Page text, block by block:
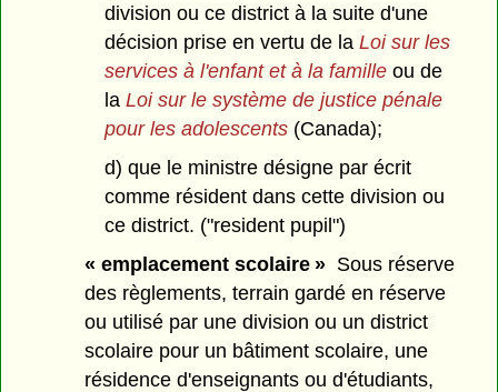
division ou ce district à la suite d'une
décision prise en vertu de la Loi sur les
services à l'enfant et à la familleou de
la Loi sur le système de justice pénale
pour les adolescents(Canada);
d) que le ministre désigne par écrit
comme résident dans cette division ou
ce district. ("resident pupil")
« emplacement scolaire » Sous réserve
des règlements, terrain gardé en réserve
ou utilisé par une division ou un district
scolaire pour un bâtiment scolaire, une
résidence d'enseignants ou d'étudiants,